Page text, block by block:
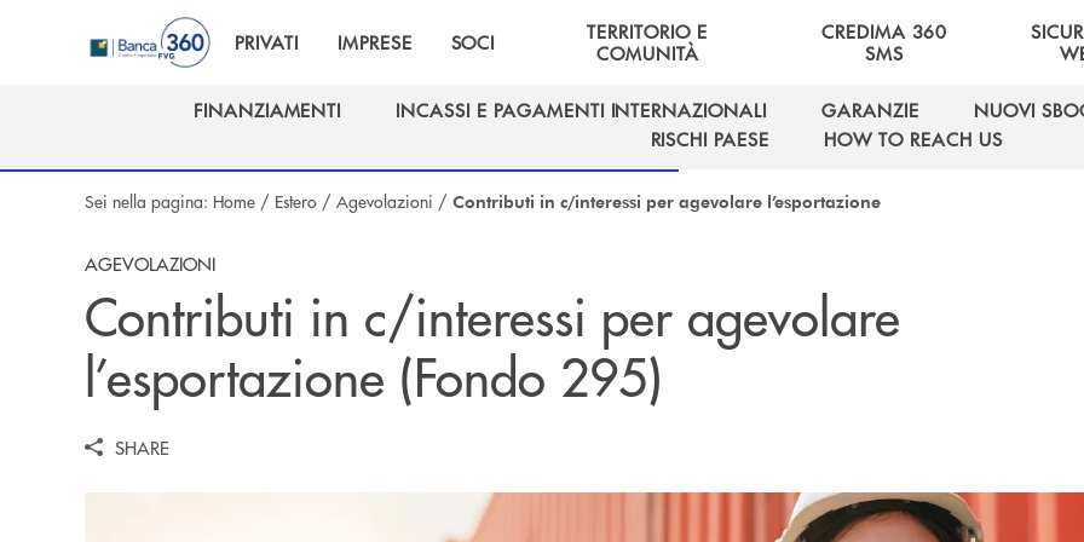
Salta al contenuto principale
PRIVATI IMPRESE SOCI
TERRITORIO E
COMUNITÀ
CREDIMA 360
SMS
FINANZIAMENTI
INCASSI E PAGAMENTI INTERNAZIONALI
INCASSI E PAGAMENTI INTERNAZIONALI
GARANZIE
GARANZIE
NUOVI
NUOVI
RISCHI PAESE
RISCHI PAESE
HOW TO REACH US
Sei nella pagina: Home / Estero / Agevolazioni / Contributi in c/interessi per agevolare l’esportazione
AGEVOLAZIONI
Contributi in c/interessi per agevolare
l’esportazione (Fondo 295)
SHARE